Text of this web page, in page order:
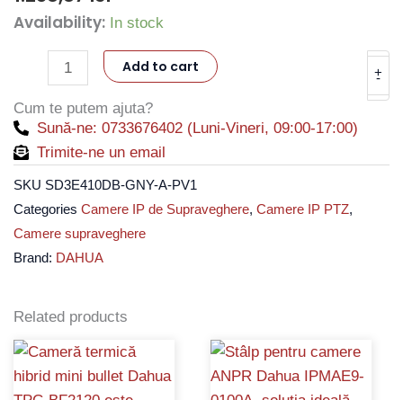
Availability: In stock
-
Camera
supraveghere
Dome
PTZ,
iluminare
duala,
4
MP,
IR
WL
30m,
-
+
Add to cart
Cum te putem ajuta?
Sună-ne: 0733676402 (Luni-Vineri, 09:00-17:00)
Trimite-ne un email
SKU SD3E410DB-GNY-A-PV1
Categories Camere IP de Supraveghere, Camere IP PTZ,
Camere supraveghere
Brand: DAHUA
Related products